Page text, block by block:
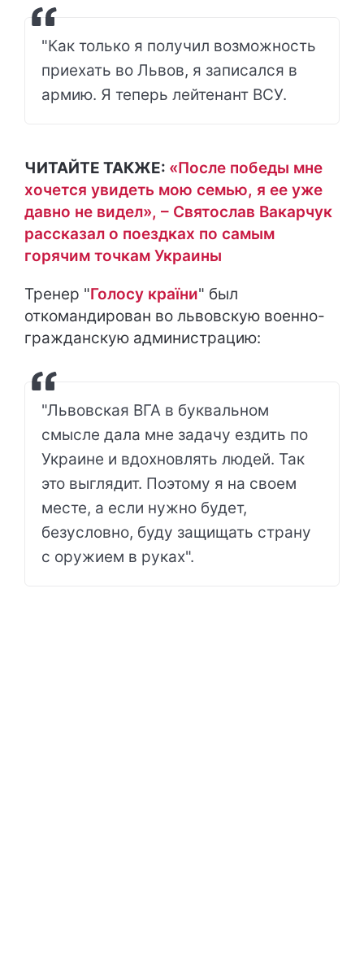
"Как только я получил возможность
приехать во Львов, я записался в
армию. Я теперь лейтенант ВСУ.
ЧИТАЙТЕ ТАКЖЕ: «После победы мне
хочется увидеть мою семью, я ее уже
давно не видел», – Святослав Вакарчук
рассказал о поездках по самым
горячим точкам Украины
Тренер "Голосу країни" был
откомандирован во львовскую военно-
гражданскую администрацию:
"Львовская ВГА в буквальном
смысле дала мне задачу ездить по
Украине и вдохновлять людей. Так
это выглядит. Поэтому я на своем
месте, а если нужно будет,
безусловно, буду защищать страну
с оружием в руках".